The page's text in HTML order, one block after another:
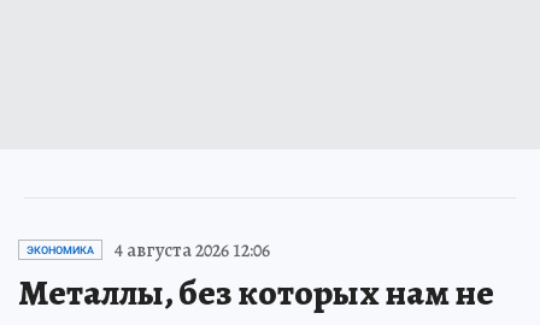
ЭКОНОМИКА 4 августа 2026 12:06
Металлы, без которых нам не